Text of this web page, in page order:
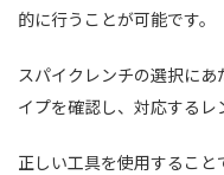
的に行うことが可能です。
スパイクレンチの選択に
イプを確認し、対応するレ
正しい工具を使用するこ